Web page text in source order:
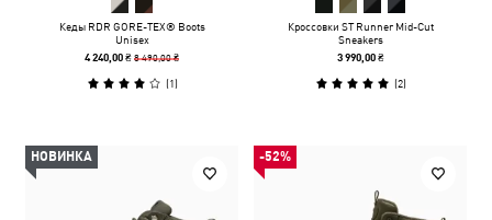
Кеды RDR GORE-TEX® Boots
Unisex
4 240,00 ₴8 490,00 ₴
(1)
Кроссовки ST Runner Mid-Cut
Sneakers
3 990,00 ₴
(2)
НОВИНКА -52%